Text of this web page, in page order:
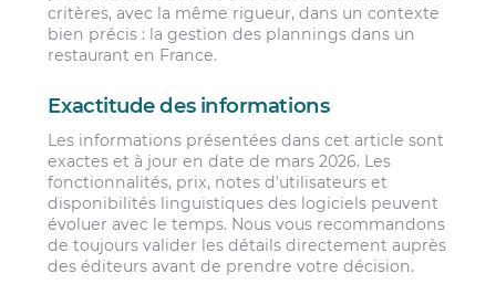
critères, avec la même rigueur, dans un contexte
bien précis : la gestion des plannings dans un
restaurant en France.
Exactitude des informations
Les informations présentées dans cet article sont
exactes et à jour en date de mars 2026. Les
fonctionnalités, prix, notes d’utilisateurs et
disponibilités linguistiques des logiciels peuvent
évoluer avec le temps. Nous vous recommandons
de toujours valider les détails directement auprès
des éditeurs avant de prendre votre décision.